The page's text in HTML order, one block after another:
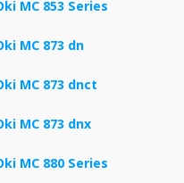
MC 853 Series
MC 873 dn
MC 873 dnct
MC 873 dnx
MC 880 Series